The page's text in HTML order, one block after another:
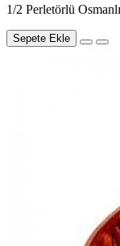
1/2 Perletörlü
Sepete Ekle